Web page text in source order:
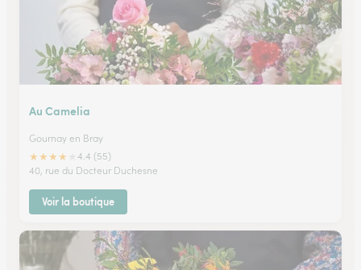
Au Camelia
Gournay en Bray
★★★★
4.4 (55)
40, rue du Docteur Duchesne
Voir la boutique